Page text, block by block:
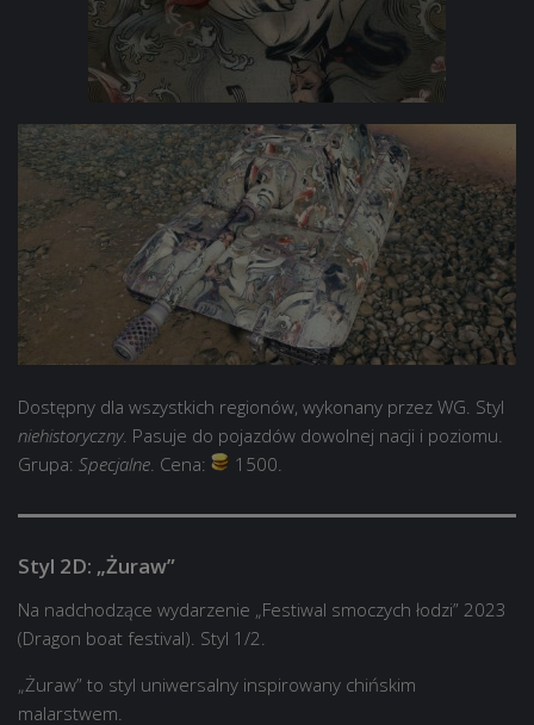
Dostępny dla wszystkich regionów, wykonany przez WG. Styl
niehistoryczny. Pasuje do pojazdów dowolnej nacji i poziomu.
Grupa: Specjalne . Cena: 1500.
Styl 2D: „Żuraw”
Na nadchodzące wydarzenie „Festiwal smoczych łodzi” 2023
(Dragon boat festival). Styl 1/2.
„Żuraw” to styl uniwersalny inspirowany chińskim
malarstwem.